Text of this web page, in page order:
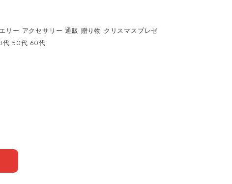
リー アクセサリー 通販 贈り物 クリスマスプレゼ
代 50代 60代